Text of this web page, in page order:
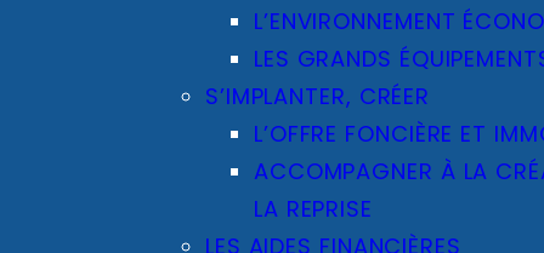
L’ENVIRONNEMENT
LES GRANDS
S’IMPLANTER, CRÉER
L’OFFRE FONCIÈRE ET
ACCOMPAGNER À LA
LA REPRISE
LES AIDES FINANCIÈRES